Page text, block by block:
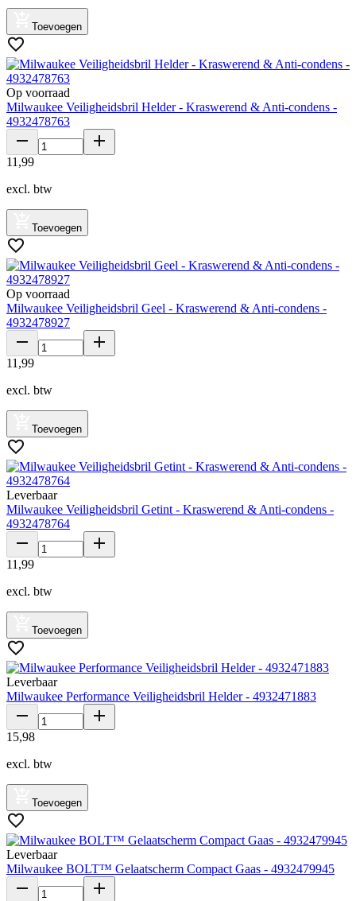
Toevoegen
Op voorraad
Milwaukee Veiligheidsbril Helder - Kraswerend & Anti-condens -
4932478763
11 ,99
excl. btw
Toevoegen
Op voorraad
Milwaukee Veiligheidsbril Geel - Kraswerend & Anti-condens -
4932478927
11 ,99
excl. btw
Toevoegen
Leverbaar
Milwaukee Veiligheidsbril Getint - Kraswerend & Anti-condens -
4932478764
11 ,99
excl. btw
Toevoegen
Leverbaar
Milwaukee Performance Veiligheidsbril Helder - 4932471883
15,98
excl. btw
Toevoegen
Leverbaar
Milwaukee BOLT™ Gelaatscherm Compact Gaas - 4932479945